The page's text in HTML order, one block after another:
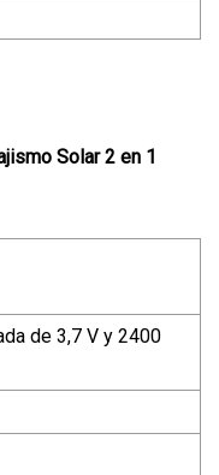
Solar 2 en 1
de 3,7 V y 2400